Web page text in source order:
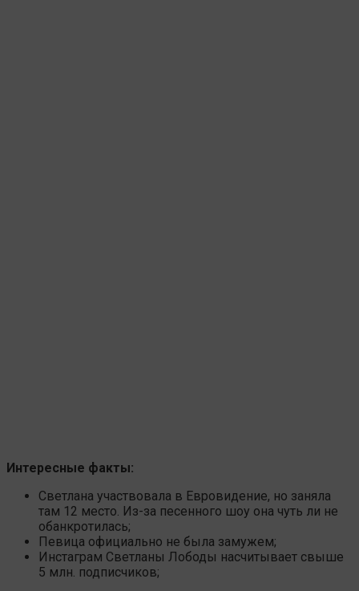
Интересные факты:
Светлана участвовала в Евровидение, но заняла
там 12 место. Из-за песенного шоу она чуть ли не
обанкротилась;
Певица официально не была замужем;
Инстаграм Светланы Лободы насчитывает свыше
5 млн. подписчиков;